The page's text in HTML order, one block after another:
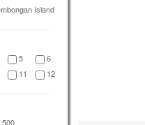
Island
5
6
11 12